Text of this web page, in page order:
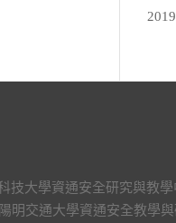
技大學資通安全研究與教學
明交通大學資通安全教學